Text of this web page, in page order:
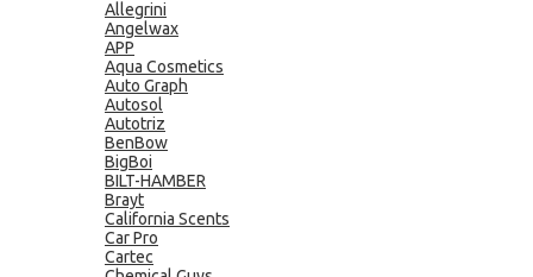
Allegrini
Angelwax
APP
Aqua Cosmetics
Auto Graph
Autosol
Autotriz
BenBow
BigBoi
BILT-HAMBER
Brayt
California Scents
Car Pro
Cartec